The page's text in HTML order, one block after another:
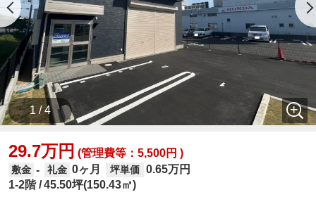
1 / 4
29.7万円 (管理費等：5,500円 )
敷金 - 礼金 0ヶ月 坪単価 0.65万円
1-2階 45.50坪(150.43㎡)